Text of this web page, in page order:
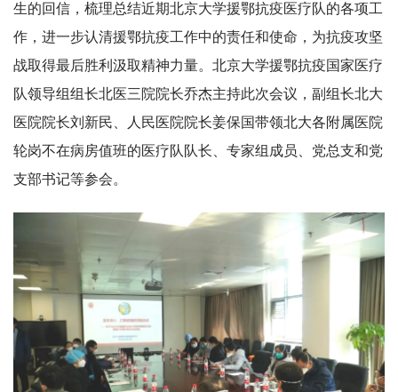
生的回信，梳理总结近期北京大学援鄂抗疫医疗队的各项工
作，进一步认清援鄂抗疫工作中的责任和使命，为抗疫攻坚
战取得最后胜利汲取精神力量。北京大学援鄂抗疫国家医疗
队领导组组长北医三院院长乔杰主持此次会议，副组长北大
医院院长刘新民、人民医院院长姜保国带领北大各附属医院
轮岗不在病房值班的医疗队队长、专家组成员、党总支和党
支部书记等参会。